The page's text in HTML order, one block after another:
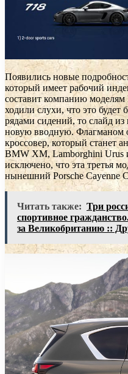
Появились новые
который имеет рабочий
составит компанию
ходили слухи, что это будет
рядами сидений, то слайд
новую вводную. Флагманом
кроссовер, который станет
BMW XM, Lamborghini
исключено, что эта третья
нынешний Porsche Cayenne
Читать также: Три
спортивное
за Великобританию ::